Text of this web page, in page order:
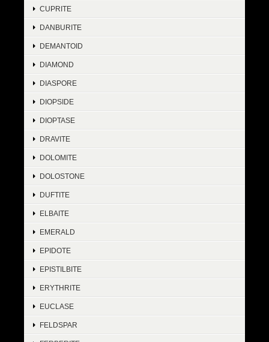
CUPRITE
DANBURITE
DEMANTOID
DIAMOND
DIASPORE
DIOPSIDE
DIOPTASE
DRAVITE
DOLOMITE
DOLOSTONE
DUFTITE
ELBAITE
EMERALD
EPIDOTE
EPISTILBITE
ERYTHRITE
EUCLASE
FELDSPAR